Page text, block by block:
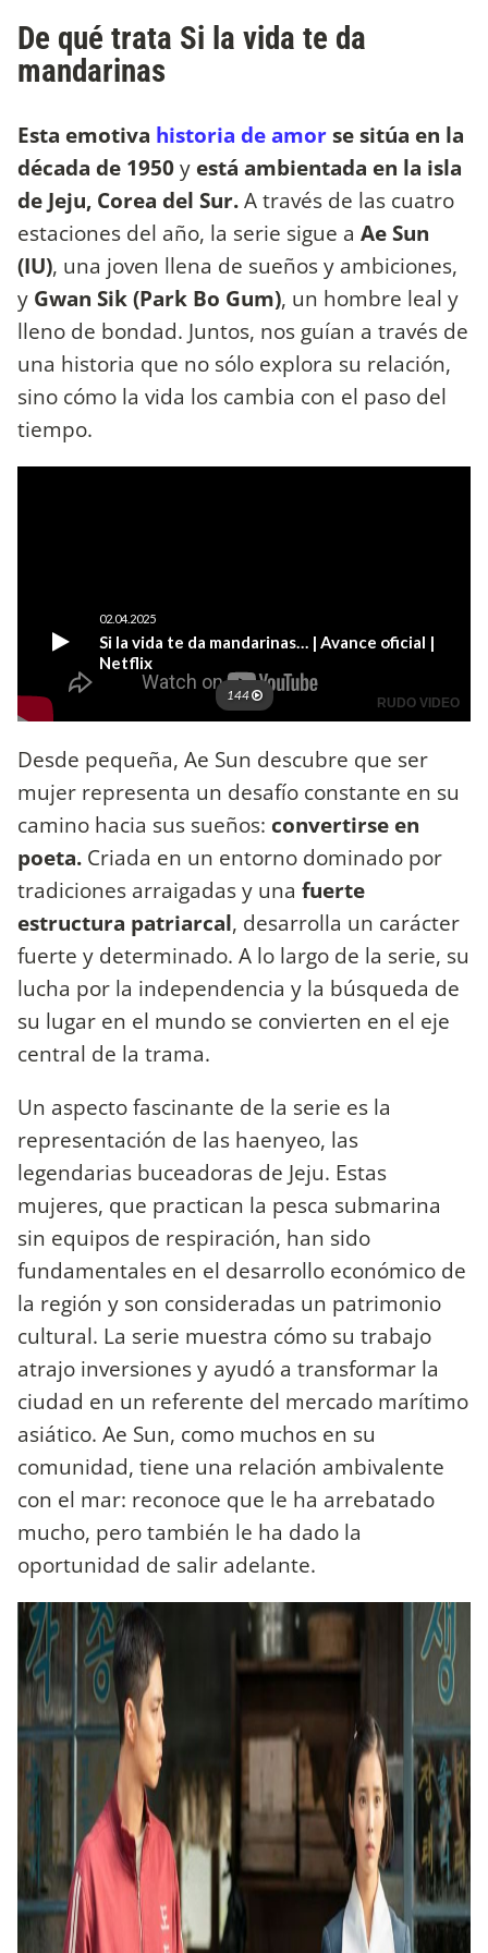
De qué trata Si la vida te da
mandarinas
Esta emotiva historia de amorse sitúa en la
década de 1950y está ambientada en la isla
de Jeju, Corea del Sur.A través de las cuatro
estaciones del año, la serie sigue a Ae Sun
(IU), una joven llena de sueños y ambiciones,
y Gwan Sik (Park Bo Gum), un hombre leal y
lleno de bondad. Juntos, nos guían a través de
una historia que no sólo explora su relación,
sino cómo la vida los cambia con el paso del
tiempo.
Desde pequeña, Ae Sun descubre que ser
mujer representa un desafío constante en su
camino hacia sus sueños: convertirse en
poeta. Criada en un entorno dominado por
tradiciones arraigadas y una fuerte
estructura patriarcal, desarrolla un carácter
fuerte y determinado. A lo largo de la serie, su
lucha por la independencia y la búsqueda de
su lugar en el mundo se convierten en el eje
central de la trama.
Un aspecto fascinante de la serie es la
representación de las haenyeo, las
legendarias buceadoras de Jeju. Estas
mujeres, que practican la pesca submarina
sin equipos de respiración, han sido
fundamentales en el desarrollo económico de
la región y son consideradas un patrimonio
cultural. La serie muestra cómo su trabajo
atrajo inversiones y ayudó a transformar la
ciudad en un referente del mercado marítimo
asiático. Ae Sun, como muchos en su
comunidad, tiene una relación ambivalente
con el mar: reconoce que le ha arrebatado
mucho, pero también le ha dado la
oportunidad de salir adelante.